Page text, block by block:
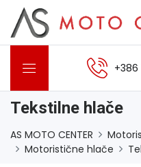
+386
Tekstilne hlače
AS MOTO CENTER
Motoristične hlače